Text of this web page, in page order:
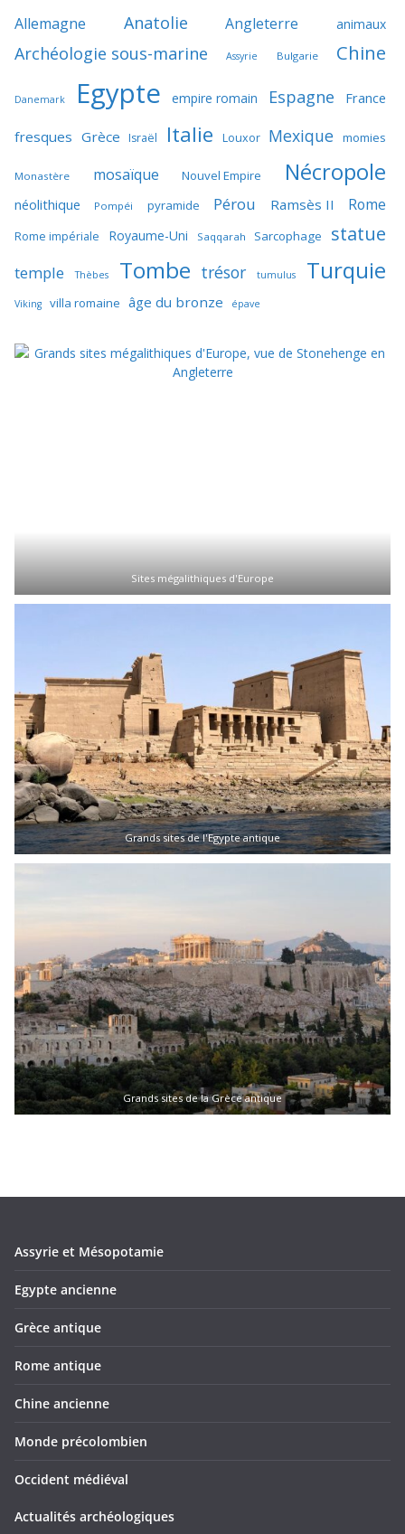
Allemagne Anatolie Angleterre animaux
Archéologie sous-marine Assyrie Bulgarie Chine
Danemark Egypte empire romain Espagne France
fresques Grèce Israël Italie Louxor Mexique momies
Monastère mosaïque Nouvel Empire Nécropole
néolithique Pompéi pyramide Pérou Ramsès II Rome
Rome impériale Royaume-Uni Saqqarah Sarcophage statue
temple Thèbes Tombe trésor tumulus Turquie
Viking villa romaine âge du bronze épave
Sites mégalithiques d'Europe
Grands sites de l'Egypte antique
Grands sites de la Grèce antique
Assyrie et Mésopotamie
Egypte ancienne
Grèce antique
Rome antique
Chine ancienne
Monde précolombien
Occident médiéval
Actualités archéologiques